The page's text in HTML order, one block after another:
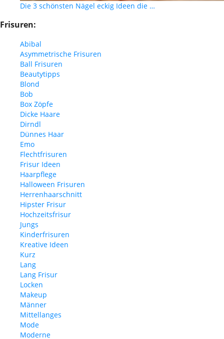
Die 3 schönsten Nägel eckig Ideen die …
Frisuren:
Abibal
Asymmetrische Frisuren
Ball Frisuren
Beautytipps
Blond
Bob
Box Zöpfe
Dicke Haare
Dirndl
Dünnes Haar
Emo
Flechtfrisuren
Frisur Ideen
Haarpflege
Halloween Frisuren
Herrenhaarschnitt
Hipster Frisur
Hochzeitsfrisur
Jungs
Kinderfrisuren
Kreative Ideen
Kurz
Lang
Lang Frisur
Locken
Makeup
Männer
Mittellanges
Mode
Moderne